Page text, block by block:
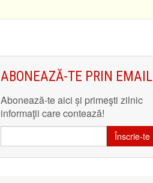
ABONEAZĂ-TE PRIN EMAIL
Abonează-te aici și primeşti zilnic
informaţii care contează!
Înscrie-te